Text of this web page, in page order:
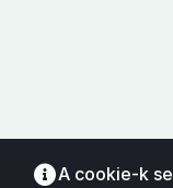
A cookie-k